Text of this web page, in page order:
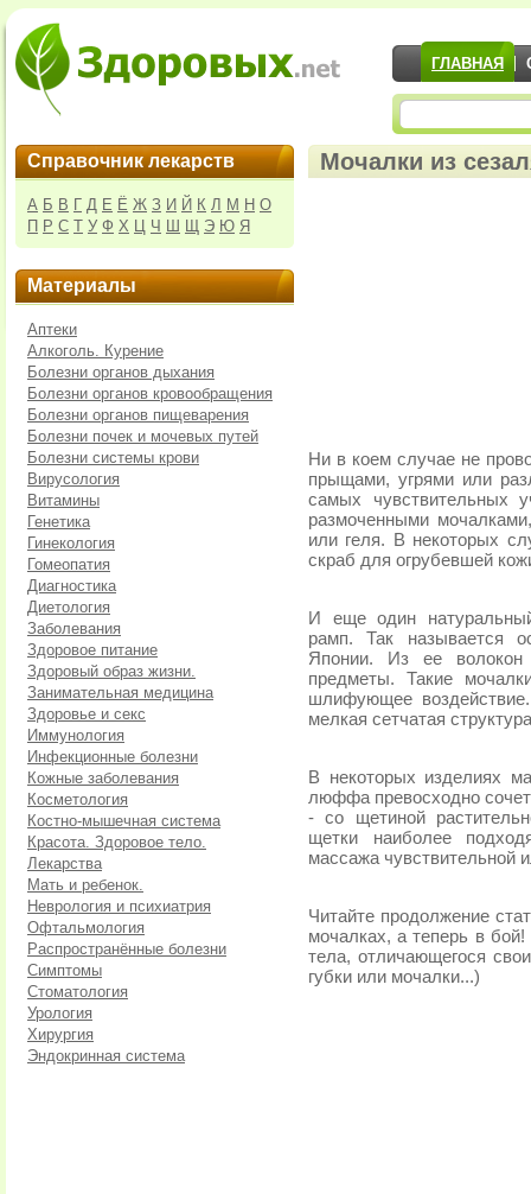
ГЛАВНАЯ
Справочник лекарств
А Б В Г Д Е Ё Ж З И Й К Л М Н О
П Р С Т У Ф Х Ц Ч Ш Щ Э Ю Я
Материалы
Аптеки
Алкоголь. Курение
Болезни органов дыхания
Болезни органов кровообращения
Болезни органов пищеварения
Болезни почек и мочевых путей
Болезни системы крови
Вирусология
Витамины
Генетика
Гинекология
Гомеопатия
Диагностика
Диетология
Заболевания
Здоровое питание
Здоровый образ жизни.
Занимательная медицина
Здоровье и секс
Иммунология
Инфекционные болезни
Кожные заболевания
Косметология
Костно-мышечная система
Красота. Здоровое тело.
Лекарства
Мать и ребенок.
Неврология и психиатрия
Офтальмология
Распространённые болезни
Симптомы
Стоматология
Урология
Хирургия
Эндокринная система
Мочалки из
Ни в коем случае не
прыщами, угрями или
самых чувствительных
размоченными
или геля. В некоторых
скраб для огрубевшей
И еще один
рамп. Так называется
Японии. Из ее волокон
предметы. Такие
шлифующее
мелкая сетчатая
В некоторых изделиях
люффа превосходно
- со щетиной
щетки наиболее
массажа чувствительной
Читайте продолжение
мочалках, а теперь в бой!
тела, отличающегося
губки или мочалки...)